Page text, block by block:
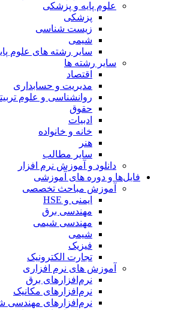
علوم پایه و پزشکی
پزشکی
زیست شناسی
شیمی
سایر رشته های علوم پایه
سایر رشته ها
اقتصاد
مدیریت و حسابداری
روانشناسی و علوم تربیتی
حقوق
ادبیات
خانه و خانواده
هنر
سایر مطالب
دانلود و آموزش نرم افزار
فایل‌ها و دوره های آموزشی
آموزش مباحث تخصصی
ایمنی و HSE
مهندسی برق
مهندسی شیمی
شیمی
فیزیک
تجارت الکترونیک
آموزش های نرم افزاری
نرم‌افزارهای برق
نرم‌افزارهای مکانیک
نرم‌افزارهای مهندسی شیمی